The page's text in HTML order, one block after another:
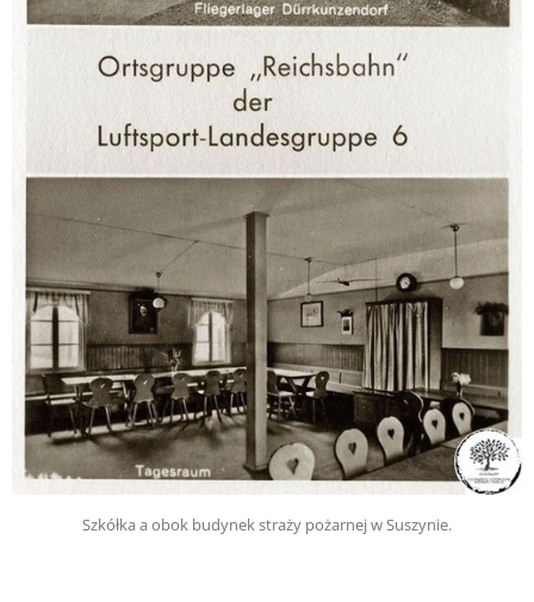
Szkółka a obok budynek straży pożarnej w Suszynie.